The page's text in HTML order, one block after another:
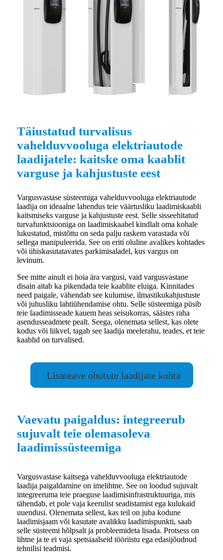
Täiustatud turvalisus
vahelduvvooluga elektriautode
laadijatele: kaitske oma kaablit
varguse ja kahjustuste eest
Vargusvastase süsteemiga vahelduvvooluga elektriautode
laadija on ideaalne lahendus teie väärtusliku laadimiskaabli
kaitsmiseks varguse ja kahjustuste eest. Selle sisseehitatud
turvafunktsiooniga on laadimiskaabel kindlalt oma kohale
lukustatud, mistõttu on seda palju raskem varastada või
sellega manipuleerida. See on eriti oluline avalikes kohtades
või ühiskasutatavates parkimisaladel, kus vargus on
levinum.
See mitte ainult ei hoia ära vargusi, vaid vargusvastane
disain aitab ka pikendada teie kaablite eluiga. Kinnitades
need paigale, vähendab see kulumise, ilmastikukahjustuste
või juhusliku lahtiühendamise ohtu. Selle süsteemiga püsib
teie laadimisseade kauem heas seisukorras, säästes raha
asendusseadmete pealt. Seega, olenemata sellest, kas olete
kodus või liikvel, tagab see laadija meelerahu, teades, et teie
kaablid on turvalised.
Lisateave ohutute laadijate kohta
Vaevatu paigaldus: integreerub
sujuvalt teie olemasoleva
laadimissüsteemiga
Vargusvastase kaitsega vahelduvvooluga elektriautode
laadija paigaldamine on imelihtne. See on loodud sujuvalt
integreeruma teie praeguse laadimisinfrastruktuuriga, mis
tähendab, et pole vaja keerulist seadistamist ega kulukaid
uuendusi. Olenemata sellest, kas teil on juba kodune
laadimisjaam või kasutate avalikku laadimispunkti, saab
selle süsteemi hõlpsalt ja probleemideta lisada. Protsess on
lihtne ja te ei vaja spetsiaalseid tööriistu ega edasijõudnud
tehnilisi teadmisi.